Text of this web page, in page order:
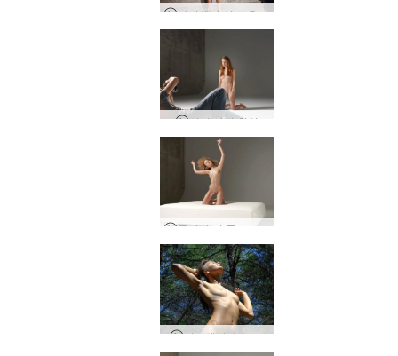
다니엘라 실크 온 실크
신디 사진 촬영
줄리아 더 풀 프로덕션
다니엘라 숲 님프